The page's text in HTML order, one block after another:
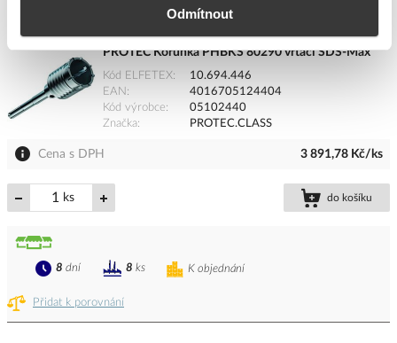
Odmítnout
PROTEC Korunka PHBKS 80290 vrtací SDS-Max
Kód ELFETEX
10.694.446
EAN
4016705124404
Kód výrobce
05102440
Značka
PROTEC.CLASS
Cena s DPH 3 891,78 Kč/ks
ks do košíku
Přidat k porovnání
K objednání
8 dní 8 ks